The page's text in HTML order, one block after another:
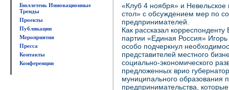
Бюллетень Инновационные
Тренды
Проекты
Публикации
Мероприятия
Пресса
Контакты
Конференции
«Клуб 4 ноября» и
стол» с обсуждением мер по
предпринимателей.
Как рассказал
партии «Единая Россия»
особо подчеркнул
представителей местного
социально-экономического
предложенных врио
муниципального образования
предпринимательства,